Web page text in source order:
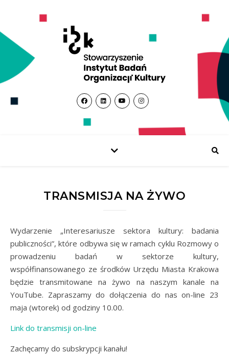
TRANSMISJA NA ŻYWO
Wydarzenie „Interesariusze sektora kultury: badania
publiczności”, które odbywa się w ramach cyklu Rozmowy o
prowadzeniu badań w sektorze kultury,
współfinansowanego ze środków Urzędu Miasta Krakowa
będzie transmitowane na żywo na naszym kanale na
YouTube. Zapraszamy do dołączenia do nas on-line 23
maja (wtorek) od godziny 10.00.
Link do transmisji on-line
Zachęcamy do subskrypcji kanału!